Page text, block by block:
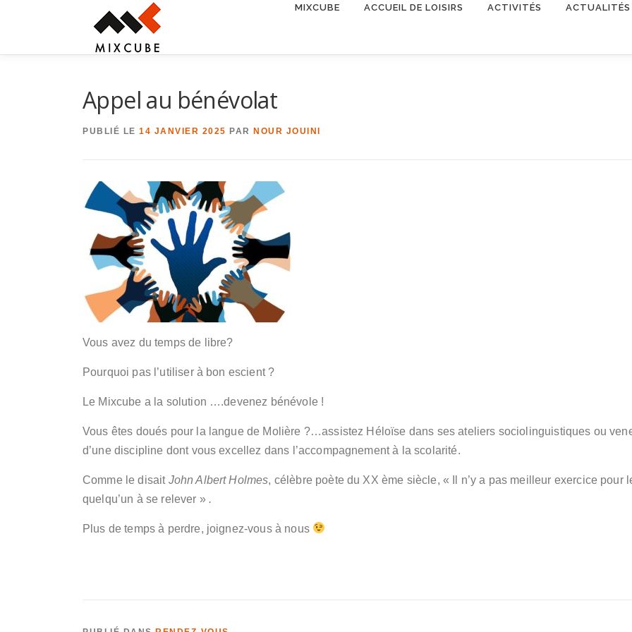
MIXCUBE ACCUEIL DE LOISIRS ACTIVITÉS ACTUALITÉS
Appel au bénévolat
PUBLIÉ LE 14 JANVIER 2025 PAR NOUR JOUINI
Vous avez du temps de libre?
Pourquoi pas l’utiliser à bon escient ?
Le Mixcube a la solution ….devenez bénévole !
Vous êtes doués pour la langue de Molière ?…assistez Héloïse dans ses ateliers sociolinguistiques ou
d’une discipline dont vous excellez dans l’accompagnement à la scolarité.
Comme le disait John Albert Holmes, célèbre poète du XX ème siècle, « Il n’y a pas meilleur exercice
quelqu’un à se relever » .
Plus de temps à perdre, joignez-vous à nous